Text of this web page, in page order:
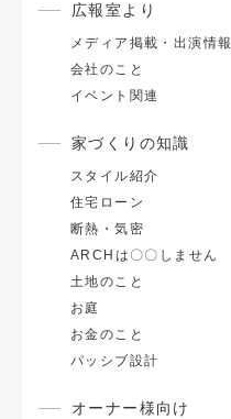
広報室より
メディア掲載・出演情報
会社のこと
イベント関連
家づくりの知識
スタイル紹介
住宅ローン
断熱・気密
ARCHは〇〇しません
土地のこと
お庭
お金のこと
パッシブ設計
オーナー様向け